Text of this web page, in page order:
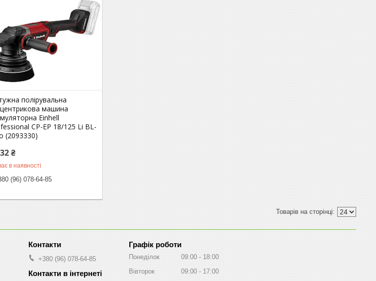
полірувальна
машина
Einhell
CP-EP 18/125 Li BL-
(2093330)
₴
в наявності
(96) 078-64-85
+380 (96) 078-64-85
Графік роботи
Понеділок 09:00
18:00
Вівторок
09:00
17:00